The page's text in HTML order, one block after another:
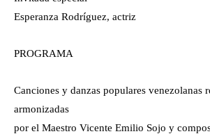
Esperanza Rodríguez, actriz
PROGRAMA
Canciones y danzas populares venezolanas
armonizadas
por el Maestro Vicente Emilio Sojo y